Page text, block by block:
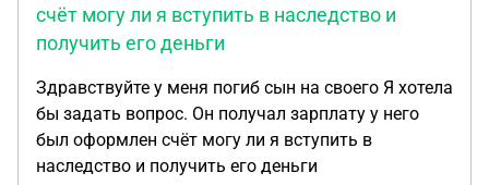
счёт могу ли я вступить в наследство и
получить его деньги
Здравствуйте у меня погиб сын на своего Я хотела
бы задать вопрос. Он получал зарплату у него
был оформлен счёт могу ли я вступить в
наследство и получить его деньги